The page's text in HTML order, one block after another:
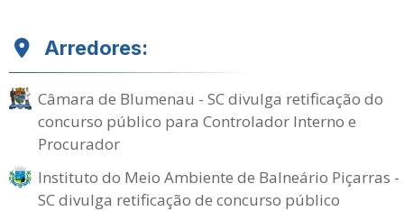
Arredores:
Câmara de Blumenau - SC divulga retificação do
concurso público para Controlador Interno e
Procurador
Instituto do Meio Ambiente de Balneário Piçarras -
SC divulga retificação de concurso público